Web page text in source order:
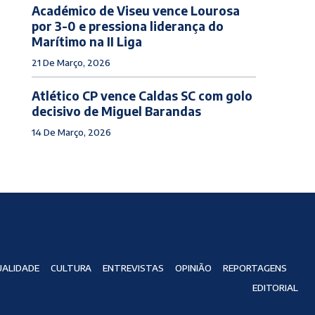
Académico de Viseu vence Lourosa
por 3-0 e pressiona liderança do
Marítimo na II Liga
21 De Março, 2026
Atlético CP vence Caldas SC com golo
decisivo de Miguel Barandas
14 De Março, 2026
CULTURA ENTREVISTAS OPINIÃO
REPORTAGENS
EDITORIAL